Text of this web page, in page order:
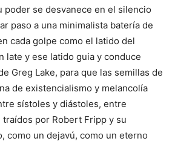
poder se desvanece en el silencio
paso a una minimalista batería de
cada golpe como el latido del
late y ese latido guia y conduce
Greg Lake, para que las semillas de
de existencialismo y melancolía
sístoles y diástoles, entre
por Robert Fripp y su
como un dejavú, como un eterno